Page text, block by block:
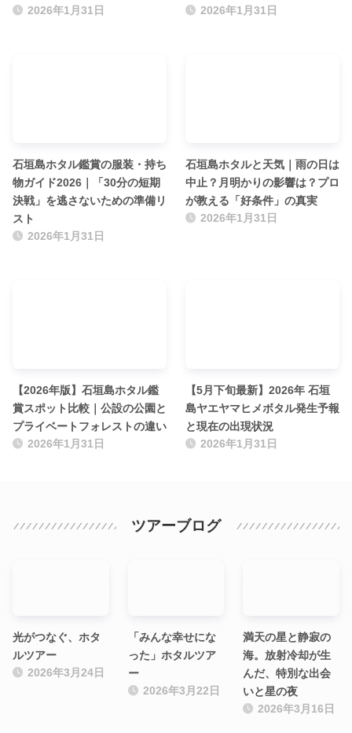
2026年1月31日 2026年1月31日
石垣島ホタル鑑賞の服装・持ち
物ガイド2026｜「30分の短期
決戦」を逃さないための準備リ
スト
2026年1月31日
石垣島ホタルと天気｜雨の日は
中止？月明かりの影響は？プロ
が教える「好条件」の真実
2026年1月31日
【2026年版】石垣島ホタル鑑
賞スポット比較｜公設の公園と
プライベートフォレストの違い
2026年1月31日
【5月下旬最新】2026年 石垣
島ヤエヤマヒメボタル発生予報
と現在の出現状況
2026年1月31日
ツアーブログ
光がつなぐ、ホタ
ルツアー
2026年3月24日
「みんな幸せにな
った」ホタルツア
ー
2026年3月22日
満天の星と静寂の
海。放射冷却が生
んだ、特別な出会
いと星の夜
2026年3月16日